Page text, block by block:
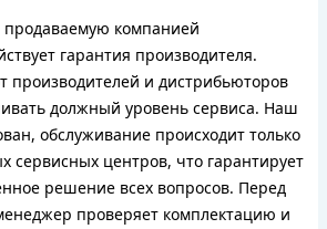
компанией
гарантия производителя.
производителей и дистрибьюторов
должный уровень сервиса. Наш
обслуживание происходит только
сервисных центров, что гарантирует
решение всех вопросов. Перед
проверяет комплектацию и